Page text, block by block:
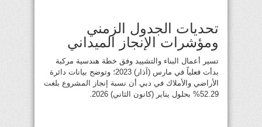
تحديات الجدول الزمني
ومؤشرات الإنجاز الميداني
تسير أعمال البناء والتشييد وفق خطة هندسية مركبة
بدأت فعلياً في مارس (آذار) 2023؛ وتوضح بيانات دائرة
الأراضي والأملاك في دبي أن نسبة إنجاز المشروع بلغت
52.29% بحلول يناير (كانون الثاني) 2026.